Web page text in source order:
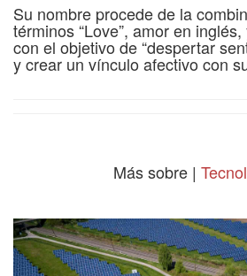
Su nombre procede de la
términos “Love”, amor en inglés,
con el objetivo de “despertar
y crear un vínculo afectivo con
Más sobre |